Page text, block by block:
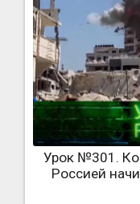
Урок №301.
Россией